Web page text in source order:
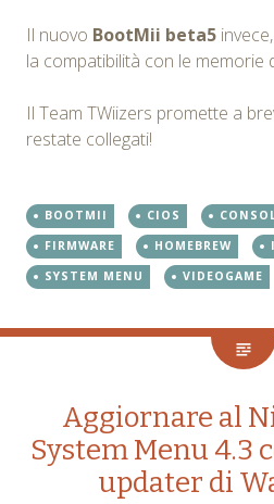
Il nuovo BootMii beta5
la compatibilità con le memorie
Il Team TWiizers promette a
restate collegati!
BOOTMII CIOS
FIRMWARE
HOMEBREW
SYSTEM MENU
VIDEOGAME
Aggiornare al
System Menu 4.3
updater di